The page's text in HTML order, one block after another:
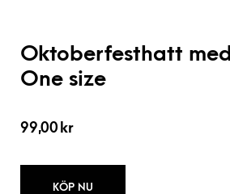
Oktoberfesthatt
One size
99,00 kr
KÖP NU